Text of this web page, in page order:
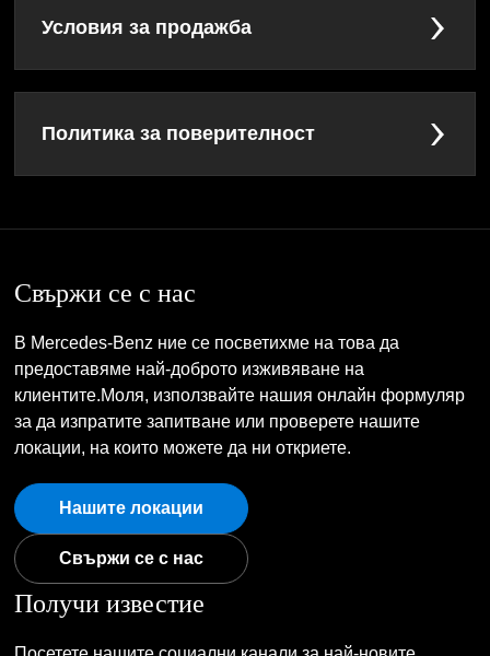
Условия за продажба
Политика за поверителност
Свържи се с нас
В Mercedes-Benz ние се посветихме на това да
предоставяме най-доброто изживяване на
клиентите.Моля, използвайте нашия онлайн формуляр
за да изпратите запитване или проверете нашите
локации, на които можете да ни откриете.
Нашите локации
Свържи се с нас
Получи известие